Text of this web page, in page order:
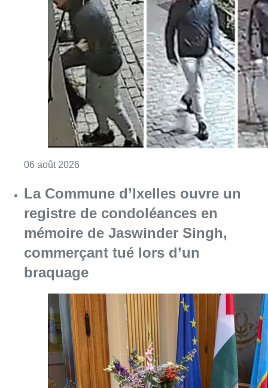
06 août 2026
La Commune d’Ixelles ouvre un
registre de condoléances en
mémoire de Jaswinder Singh,
commerçant tué lors d’un
braquage